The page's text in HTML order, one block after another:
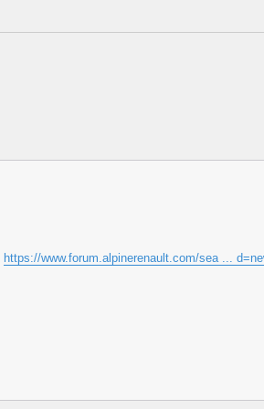
https://www.forum.alpinerenault.com/sea ...